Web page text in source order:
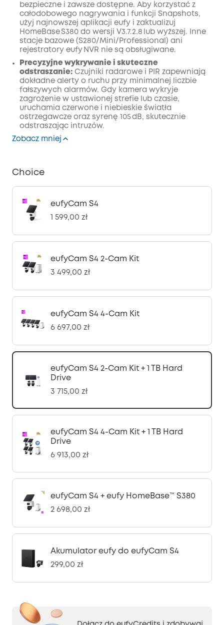
bezpieczne i zawsze dostępne. Aby korzystać z
całodobowego nagrywania i funkcji Snapshots,
użyj najnowszej aplikacji eufy i zaktualizuj
HomeBase S380 do wersji V3.7.2.8 lub wyższej. Inne
stacje bazowe (S280/Mini/Professional) ani
rejestratory eufy NVR nie są obsługiwane.
Precyzyjne wykrywanie i skuteczne
odstraszanie: Czujniki radarowe i PIR zapewniają
dokładne alerty o ruchu przy minimalnej liczbie
fałszywych alarmów. Gdy kamera wykryje
zagrożenie w ustawionej strefie lub czasie,
uruchamia czerwone i niebieskie światła
ostrzegawcze oraz syrenę 105 dB, skutecznie
odstraszając intruzów.
Zobacz mniej
Choice
eufyCam S4
1 599,00 zł
eufyCam S4 2-Cam Kit
3 499,00 zł
eufyCam S4 4-Cam Kit
6 697,00 zł
eufyCam S4 2-Cam Kit + 1 TB Hard
Drive
3 715,00 zł
eufyCam S4 4-Cam Kit + 1 TB Hard
Drive
6 913,00 zł
eufyCam S4 + eufy HomeBase™ S380
2 698,00 zł
Akumulator eufy do eufyCam S4
299,00 zł